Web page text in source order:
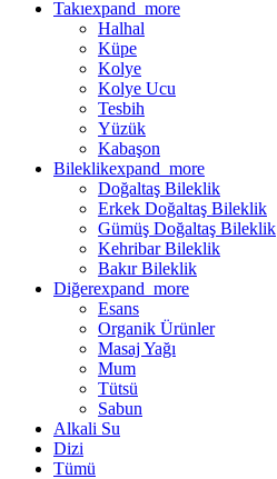
Takıexpand_more
Halhal
Küpe
Kolye
Kolye Ucu
Tesbih
Yüzük
Kabaşon
Bileklikexpand_more
Doğaltaş Bileklik
Erkek Doğaltaş Bileklik
Gümüş Doğaltaş Bileklik
Kehribar Bileklik
Bakır Bileklik
Diğerexpand_more
Esans
Organik Ürünler
Masaj Yağı
Mum
Tütsü
Sabun
Alkali Su
Dizi
Tümü